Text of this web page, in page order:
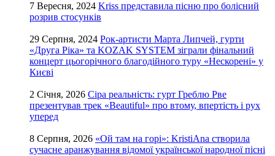
7 Вересня, 2024 Kriss представила пісню про болісний
розрив стосунків
29 Серпня, 2024 Рок-артисти Марта Липчей, гурти
«Друга Ріка» та KOZAK SYSTEM зіграли фінальний
концерт цьогорічного благодійного туру «Нескорені» у
Києві
2 Січня, 2026 Сіра реальність: гурт Греблю Рве
презентував трек «Beautiful» про втому, впертість і рух
уперед
8 Серпня, 2026 «Ой там на горі»: KristiAna створила
сучасне аранжування відомої української народної пісні